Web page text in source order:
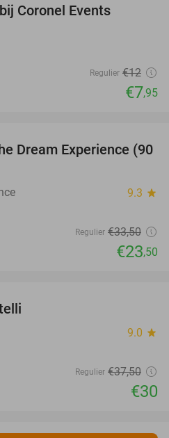
Coronel Events
Regulier €12
€7,95
30%
Dream Experience (90
9.3 star
Regulier €33,50
€23,50
9.0 star
Regulier €37,50
€30